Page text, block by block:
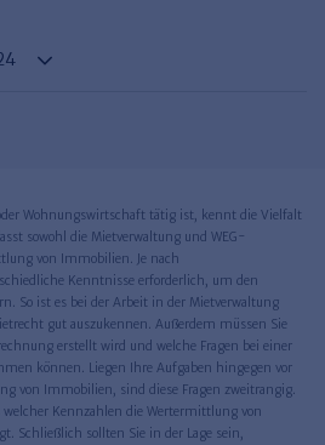
Wohnungswirtschaft tätig ist, kennt die Vielfalt
sowohl die Mietverwaltung und WEG-
von Immobilien. Je nach
Kenntnisse erforderlich, um den
So ist es bei der Arbeit in der Mietverwaltung
gut auszukennen. Außerdem müssen Sie
erstellt wird und welche Fragen bei einer
können. Liegen Ihre Aufgaben hingegen vor
von Immobilien, sind diese Fragen zweitrangig.
welcher Kennzahlen die Wertermittlung von
Schließlich sollten Sie in der Lage sein,